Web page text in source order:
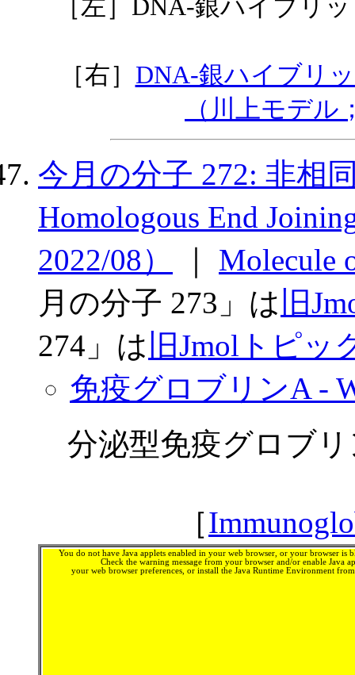
［左］DNA-銀ハイブリ
［右］ DNA-銀ハイブリ
（川上モデ
今月の分子 272: 非相
Homologous End
2022/08）
Molecule
月の分子 273」は 旧
274」は 旧Jmolトピッ
免疫グロブリンA -
分泌型免疫グロブ
［
You do not have Java applets enabled in your web browser, or your browser is
Check the warning message from your browser and/or enable Java
your web browser preferences, or install the Java Runtime Environment